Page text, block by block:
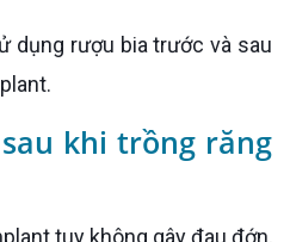
khi trồng răng